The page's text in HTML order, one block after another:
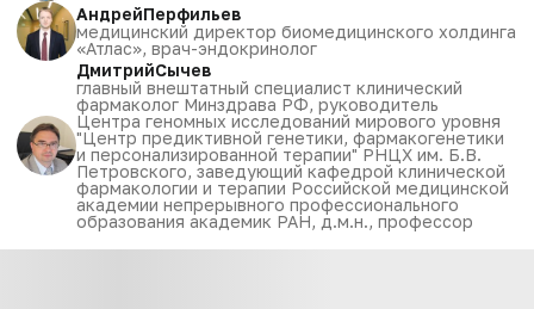
АндрейПерфильев
медицинский директор биомедицинского холдинга
«Атлас», врач-эндокринолог
ДмитрийСычев
главный внештатный специалист клинический
фармаколог Минздрава РФ, руководитель
Центра геномных исследований мирового уровня
"Центр предиктивной генетики, фармакогенетики
и персонализированной терапии" РНЦХ им. Б.В.
Петровского, заведующий кафедрой клинической
фармакологии и терапии Российской медицинской
академии непрерывного профессионального
образования академик РАН, д.м.н., профессор